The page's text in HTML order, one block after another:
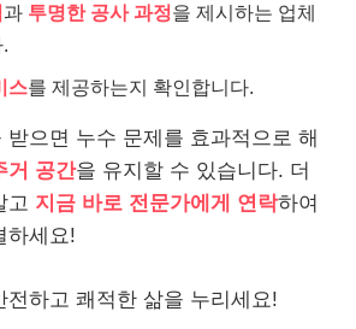
과 투명한 공사 과정을 제시하는 업체
스를 제공하는지 확인합니다.
받으면 누수 문제를 효과적으로 해
거 공간을 유지할 수 있습니다. 더
고 지금 바로 전문가에게 연락하여
하세요!
전하고 쾌적한 삶을 누리세요!